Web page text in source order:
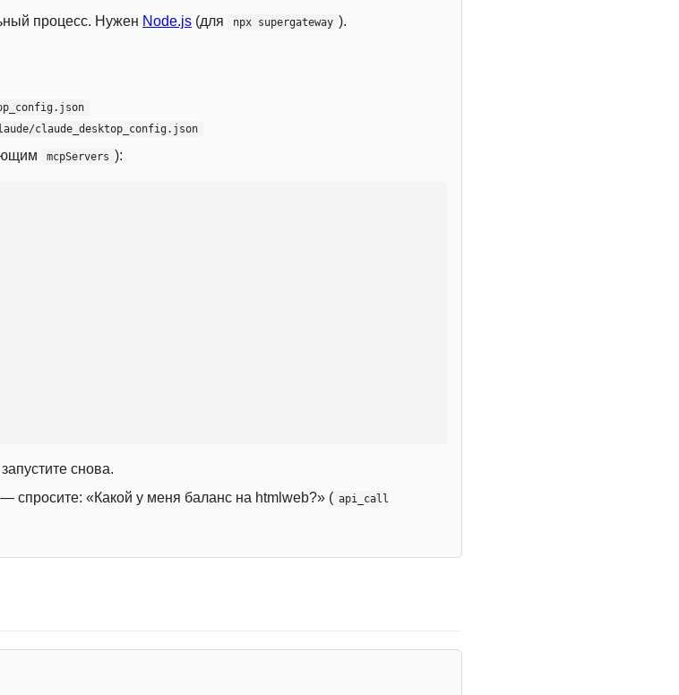
процесс. Нужен Node.js (для npx supergateway ).
claude_desktop_config.json
mcpServers ):
снова.
спросите: «Какой у меня баланс на htmlweb?» ( api_call